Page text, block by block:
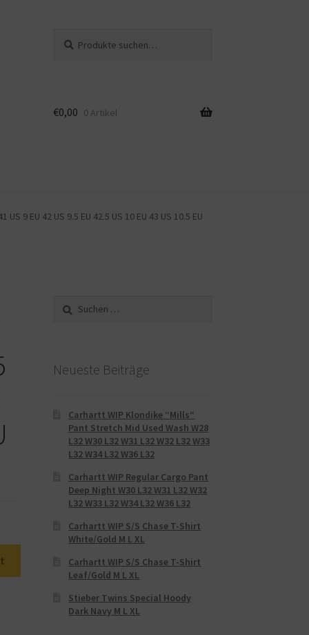
nach:
€0,00 0 Artikel
9 EU 42 US 9.5 EU 42.5 US 10 EU 43 US 10.5 EU
nach:
Neueste Beiträge
Carhartt WIP Klondike “Mills“
Pant Stretch Mid Used Wash W28
L32 W30 L32 W31 L32 W32 L32 W33
L32 W34 L32 W36 L32
Carhartt WIP Regular Cargo Pant
Deep Night W30 L32 W31 L32 W32
L32 W33 L32 W34 L32 W36 L32
Carhartt WIP S/S Chase T-Shirt
White/Gold M L XL
Carhartt WIP S/S Chase T-Shirt
Leaf/Gold M L XL
Stieber Twins Special Hoody
Dark Navy M L XL